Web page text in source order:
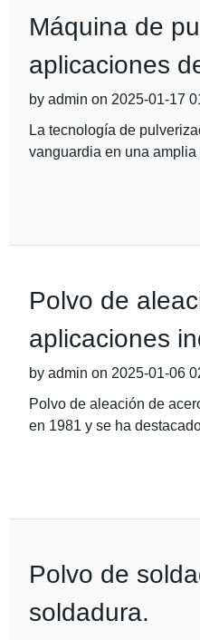
Máquina de
aplicaciones
by admin on 2025-01-17
La tecnología de
vanguardia en una
Polvo de
aplicaciones
by admin on 2025-01-06
Polvo de aleación de
en 1981 y se ha
Polvo de
soldadura.